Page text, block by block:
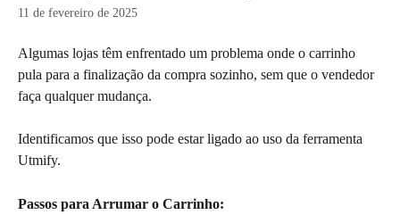
11 de fevereiro de 2025
Algumas lojas têm enfrentado um problema onde o carrinho
pula para a finalização da compra sozinho, sem que o vendedor
faça qualquer mudança.
Identificamos que isso pode estar ligado ao uso da ferramenta
Utmify.
Passos para Arrumar o Carrinho: